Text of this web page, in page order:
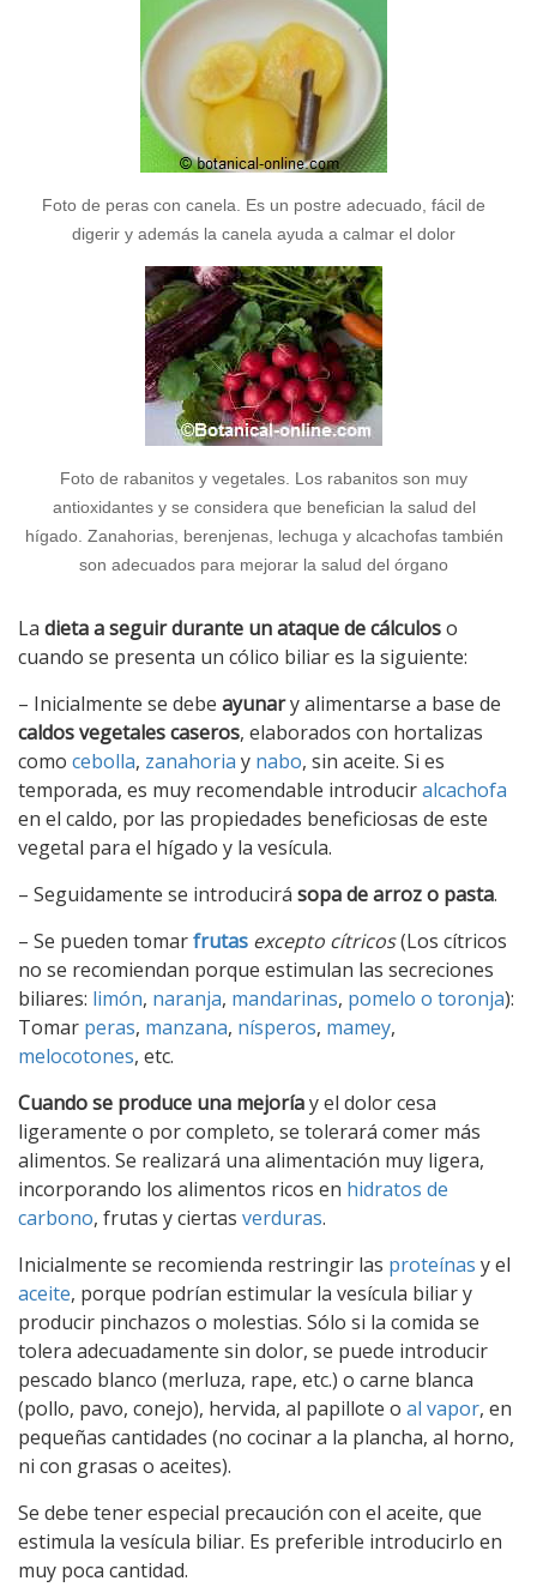
Foto de peras con canela. Es un postre adecuado, fácil de
digerir y además la canela ayuda a calmar el dolor
Foto de rabanitos y vegetales. Los rabanitos son muy
antioxidantes y se considera que benefician la salud del
hígado. Zanahorias, berenjenas, lechuga y alcachofas también
son adecuados para mejorar la salud del órgano
La dieta a seguir durante un ataque de cálculoso
cuando se presenta un cólico biliar es la siguiente:
– Inicialmente se debe ayunary alimentarse a base de
caldos vegetales caseros, elaborados con hortalizas
como cebolla, zanahoria y nabo, sin aceite. Si es
temporada, es muy recomendable introduciralcachofa
en el caldo, por las propiedades beneficiosas de este
vegetal para el hígado y la vesícula.
– Seguidamente se introducirá sopa de arroz o pasta.
– Se pueden tomarfrutas excepto cítricos(Los cítricos
no se recomiendan porque estimulan las secreciones
biliares: limón, naranja, mandarinas, pomelo o toronja):
Tomar peras, manzana, nísperos, mamey,
melocotones, etc.
Cuando se produce una mejoríay el dolor cesa
ligeramente o por completo, se tolerará comer más
alimentos. Se realizará una alimentación muy ligera,
incorporando los alimentos ricos en hidratos de
carbono, frutas y ciertas verduras.
Inicialmente se recomienda restringir las proteínas y el
aceite, porque podrían estimular la vesícula biliar y
producir pinchazos o molestias. Sólo si la comida se
tolera adecuadamente sin dolor, se puede introducir
pescado blanco (merluza, rape, etc.) o carne blanca
(pollo, pavo, conejo), hervida, al papillote o al vapor, en
pequeñas cantidades (no cocinar a la plancha, al horno,
ni con grasas o aceites).
Se debe tener especial precaución con el aceite, que
estimula la vesícula biliar. Es preferible introducirlo en
muy poca cantidad.